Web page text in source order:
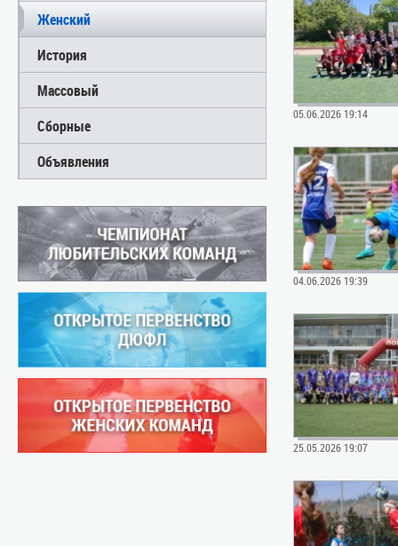
Женский
История
Массовый
Сборные
Объявления
05.06.2026 19:14
04.06.2026 19:39
25.05.2026 19:07